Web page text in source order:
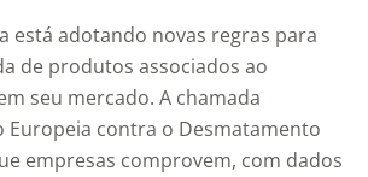
está adotando novas regras para
de produtos associados ao
seu mercado. A chamada
Europeia contra o Desmatamento
empresas comprovem, com dados